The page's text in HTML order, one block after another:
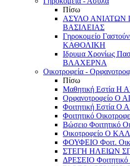
Πίσω
ΑΣΥΛΟ ΑΝΙΑΤΩΝ
ΒΑΣΙΛΕΙΑΣ
Γηροκομείο
ΚΑΘΟΛΙΚΗ
Ιδρυμα Χρονίως
ΒΛΑΧΕΡΝΑ
Οικοτροφεία -
Πίσω
Μαθητική Εστία
Ορφανοτροφείο Ο
Φοιτητική Εστία
Φοιτητικό
Βώσειο Φοιτητικό
Οικοτροφείο Ο
ΦΟΥΦΕΙΟ Φοιτ.
ΣΤΕΓΗ ΗΛΕΙΩΝ
ΔΡΕΣΕΙΟ Φοιτητικό